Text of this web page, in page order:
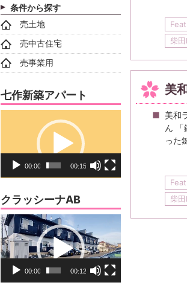
柴
美
美和
ん
った
柴
条件から探す
売土地
売中古住宅
売事業用
七作新築アパート
ー
00:00 00:15
クラッシーナAB
動
画
プ
00:00 00:12